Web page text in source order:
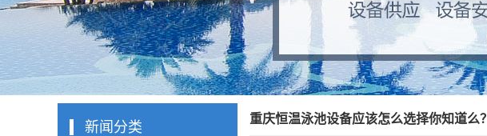
新闻分类
重庆恒温泳池设备应该怎么选择你知道么？